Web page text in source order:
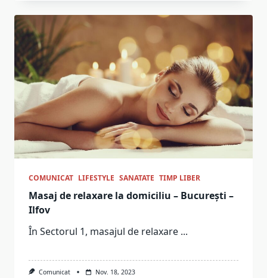
COMUNICAT LIFESTYLE SANATATE TIMP LIBER
Masaj de relaxare la domiciliu – București –
Ilfov
În Sectorul 1, masajul de relaxare ...
Comunicat Nov. 18, 2023